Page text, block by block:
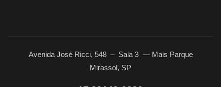
Avenida José Ricci, 548 – Sala 3 — Mais Parque
Mirassol, SP